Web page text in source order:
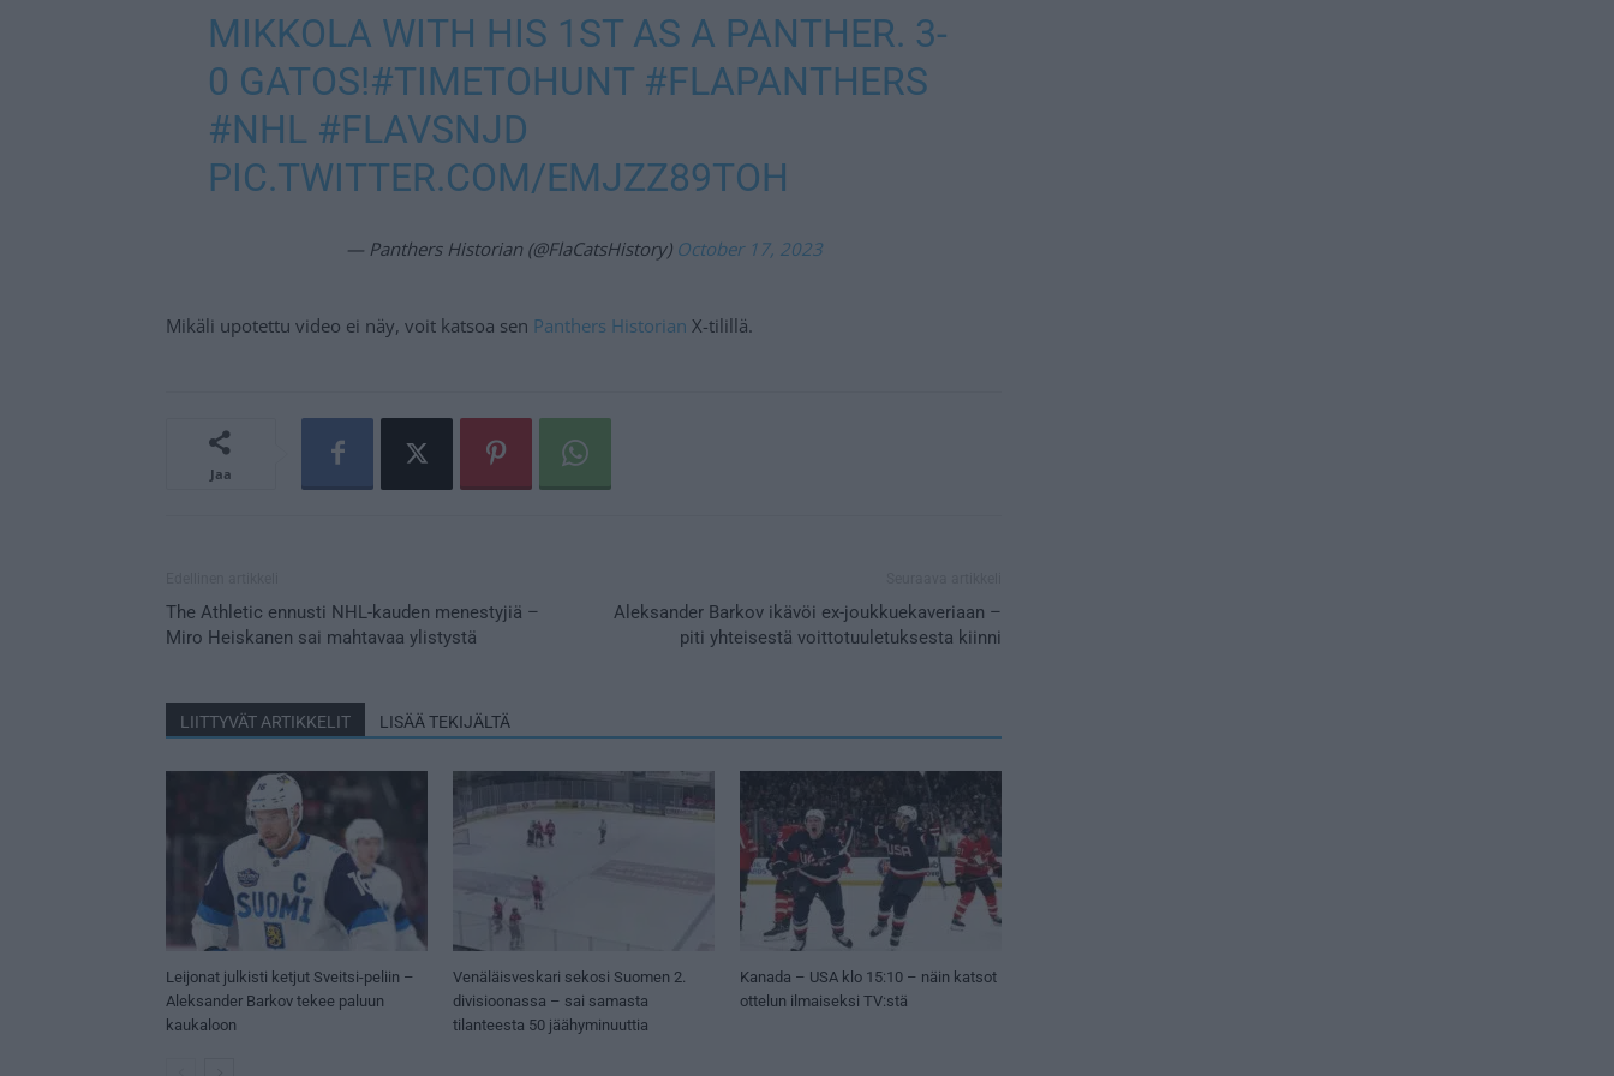
MIKKOLA WITH HIS 1ST AS A PANTHER. 3-
0 GATOS!#TIMETOHUNT #FLAPANTHERS
#NHL #FLAVSNJD
PIC.TWITTER.COM/EMJZZ89TOH
— Panthers Historian (@FlaCatsHistory) October 17, 2023
Mikäli upotettu video ei näy, voit katsoa sen Panthers Historian X-tilillä.
Jaa
The Athletic ennusti NHL-kauden menestyjiä –
Miro Heiskanen sai mahtavaa ylistystä
Aleksander Barkov ikävöi ex-joukkuekaveriaan –
piti yhteisestä voittotuuletuksesta kiinni
LIITTYVÄT ARTIKKELIT LISÄÄ TEKIJÄLTÄ
Leijonat julkisti ketjut Sveitsi-peliin –
Aleksander Barkov tekee paluun
kaukaloon
Venäläisveskari sekosi Suomen 2.
divisioonassa – sai samasta
tilanteesta 50 jäähyminuuttia
Kanada – USA klo 15:10 – näin katsot
ottelun ilmaiseksi TV:stä